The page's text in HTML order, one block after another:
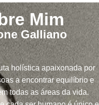
Mim
Galliano
holística apaixonada por
a encontrar equilíbrio e
todas as áreas da vida.